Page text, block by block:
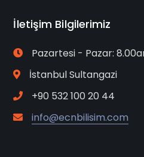
İletişim Bilgilerimiz
Pazartesi - Pazar:
İstanbul Sultangazi
+90 532 100 20 44
info@ecnbilisim.com